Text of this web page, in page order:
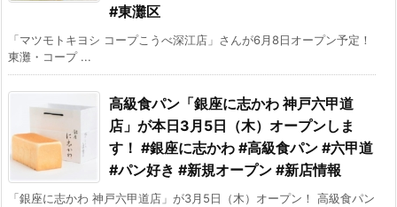
#東灘区
「マツモトキヨシ コープこうべ深江店」さんが6月8日オープン予定！
東灘・コープ ...
高級食パン「銀座に志かわ 神戸六甲道
店」が本日3月5日（木）オープンしま
す！ #銀座に志かわ #高級食パン #六甲道
#パン好き #新規オープン #新店情報
「銀座に志かわ 神戸六甲道店」が3月5日（木）オープン！ 高級食パン